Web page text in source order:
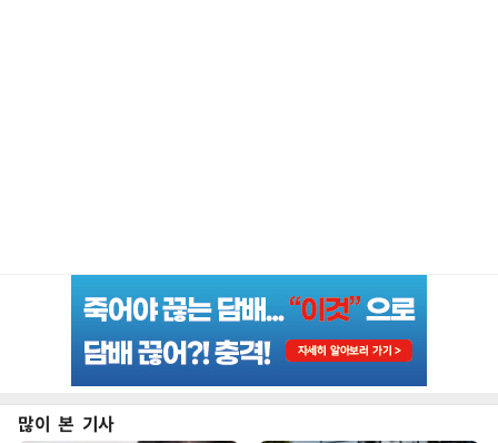
많이 본 기사